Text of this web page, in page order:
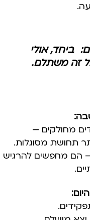
ביחד, אולי
זה משתלם.
מחולקים —
תחושת מסוגלות.
הם מחפשים להרגיש